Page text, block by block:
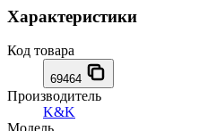
Характеристики
Код товара
69464
Производитель
K&K